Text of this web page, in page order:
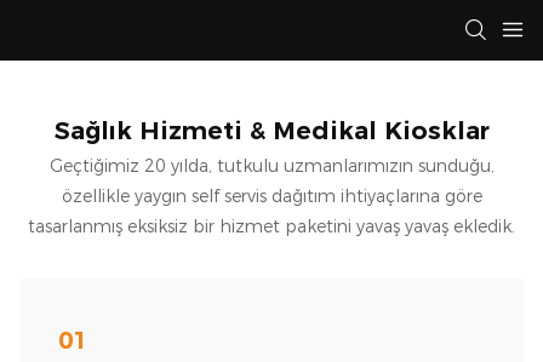
Sağlık Hizmeti & Medikal Kiosklar
Geçtiğimiz 20 yılda, tutkulu uzmanlarımızın sunduğu,
özellikle yaygın self servis dağıtım ihtiyaçlarına göre
tasarlanmış eksiksiz bir hizmet paketini yavaş yavaş ekledik.
01